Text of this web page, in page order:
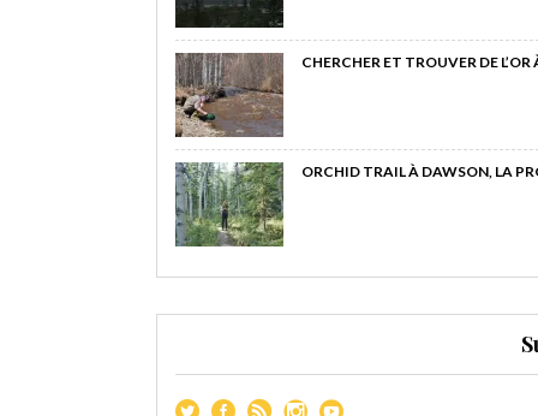
CHERCHER ET TROUVER DE
ORCHID TRAIL À DAWSON, LA